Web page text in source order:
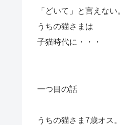
「どいて」と言えない。
うちの猫さまは
子猫時代に・・・
一つ目の話
うちの猫さま7歳オス。